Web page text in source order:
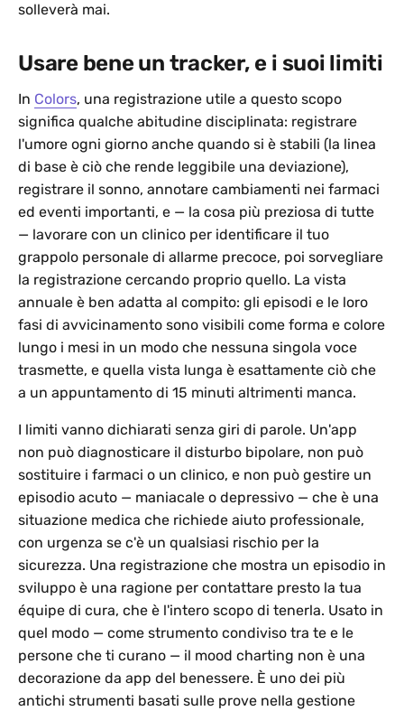
solleverà mai.
Usare bene un tracker, e i suoi limiti
In Colors, una registrazione utile a questo scopo
significa qualche abitudine disciplinata: registrare
l'umore ogni giorno anche quando si è stabili (la linea
di base è ciò che rende leggibile una deviazione),
registrare il sonno, annotare cambiamenti nei farmaci
ed eventi importanti, e — la cosa più preziosa di tutte
— lavorare con un clinico per identificare il tuo
grappolo personale di allarme precoce, poi sorvegliare
la registrazione cercando proprio quello. La vista
annuale è ben adatta al compito: gli episodi e le loro
fasi di avvicinamento sono visibili come forma e colore
lungo i mesi in un modo che nessuna singola voce
trasmette, e quella vista lunga è esattamente ciò che
a un appuntamento di 15 minuti altrimenti manca.
I limiti vanno dichiarati senza giri di parole. Un'app
non può diagnosticare il disturbo bipolare, non può
sostituire i farmaci o un clinico, e non può gestire un
episodio acuto — maniacale o depressivo — che è una
situazione medica che richiede aiuto professionale,
con urgenza se c'è un qualsiasi rischio per la
sicurezza. Una registrazione che mostra un episodio in
sviluppo è una ragione per contattare presto la tua
équipe di cura, che è l'intero scopo di tenerla. Usato in
quel modo — come strumento condiviso tra te e le
persone che ti curano — il mood charting non è una
decorazione da app del benessere. È uno dei più
antichi strumenti basati sulle prove nella gestione